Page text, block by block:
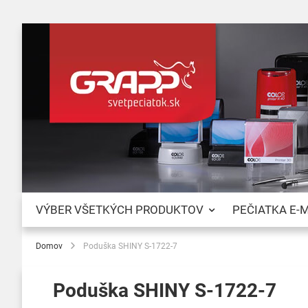
VÝBER VŠETKÝCH PRODUKTOV PEČIATKA E-
Domov Poduška SHINY S-1722-7
Poduška SHINY S-1722-7